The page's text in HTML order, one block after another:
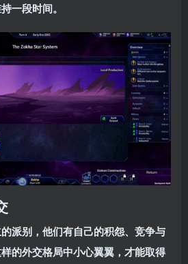
一段时间。
派别，他们有自己的积怨、竞争与
的外交格局中小心翼翼，才能取得